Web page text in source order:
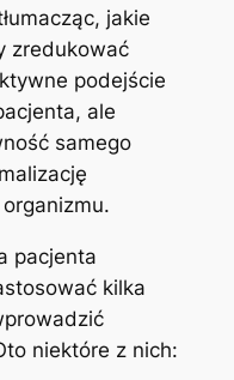
jakie
zredukować⁣
podejście
ale
samego
pacjenta
kilka
niektóre z nich: